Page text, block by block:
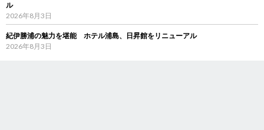
ル
2026年8月3日
紀伊勝浦の魅力を堪能 ホテル浦島、日昇館をリニューアル
2026年8月3日